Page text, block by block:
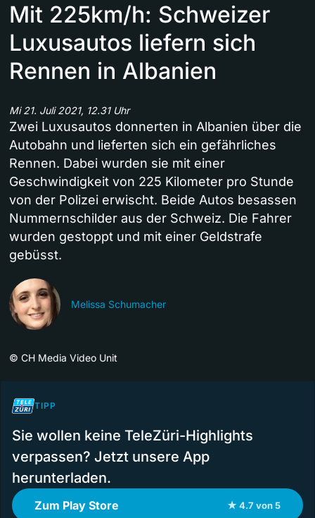
Mit 225km/h: Schweizer
Luxusautos liefern sich
Rennen in Albanien
Mi 21. Juli 2021, 12.31 Uhr
Zwei Luxusautos donnerten in Albanien über die
Autobahn und lieferten sich ein gefährliches
Rennen. Dabei wurden sie mit einer
Geschwindigkeit von 225 Kilometer pro Stunde
von der Polizei erwischt. Beide Autos besassen
Nummernschilder aus der Schweiz. Die Fahrer
wurden gestoppt und mit einer Geldstrafe
gebüsst.
Melissa Schumacher
© CH Media Video Unit
TIPP
Sie wollen keine TeleZüri-Highlights
verpassen? Jetzt unsere App
herunterladen.
Zum Play Store ★ 4.7 von 5